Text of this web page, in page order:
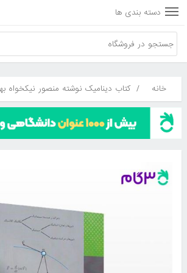
دسته بندی ها
خانه / کتاب دینامیک نوشته منصور نیکخواه